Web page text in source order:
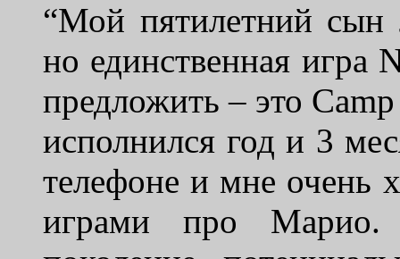
“Мой пятилетний
но единственная игра
предложить – это
исполнился год и 3
телефоне и мне очень
играми про Марио.